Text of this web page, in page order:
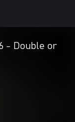
- Double or